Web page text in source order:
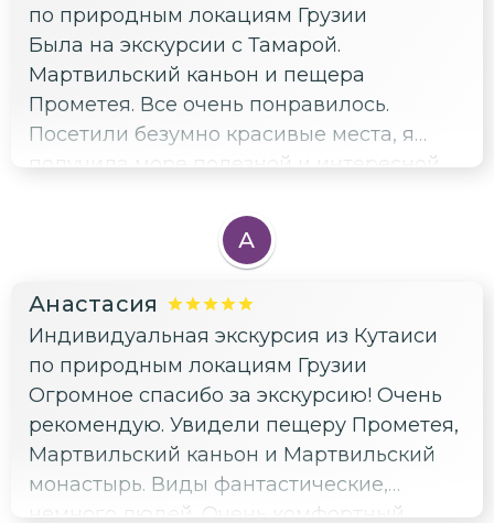
по природным локациям Грузии
Была на экскурсии с Тамарой.
Мартвильский каньон и пещера
Прометея. Все очень понравилось.
Посетили безумно красивые места, я
получила море полезной и интересной
пролетели. Тамара замечательный гид и
очень приятная и доброжелательная
Всем рекомендую.
А
Анастасия
Индивидуальная экскурсия из Кутаиси
по природным локациям Грузии
Огромное спасибо за экскурсию! Очень
рекомендую. Увидели пещеру Прометея,
Мартвильский каньон и Мартвильский
монастырь. Виды фантастические,
немного людей. Очень комфортный